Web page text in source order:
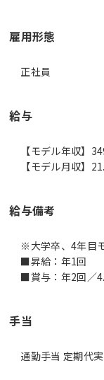
雇用形態
正社員
給与
【モデル年収】
【モデル月収】
給与備考
※大学卒、4年目
■昇給：年1回
■賞与：年2回／
手当
通勤手当 定期代